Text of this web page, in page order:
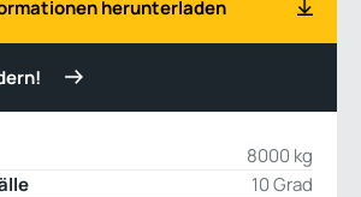
herunterladen
8000 kg
10 Grad